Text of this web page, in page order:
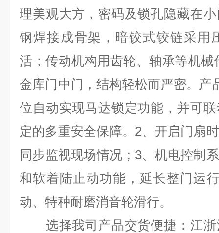
理美观大方，密码及锁孔隐藏在
钢焊接成骨架，暗铰式铰链采用
活；传动机构用齿轮、轴承等机械
金库门中门，结构轻松而严密。产
位自动实现马达锁定功能，并可
定的多重安全保障。 2、开启门扇
同步监视现场情况； 3、机电控制
和软着陆止动功能，延长整门运
动、特种耐磨消音轮滑行。
选择我司产品交货便捷：江浙